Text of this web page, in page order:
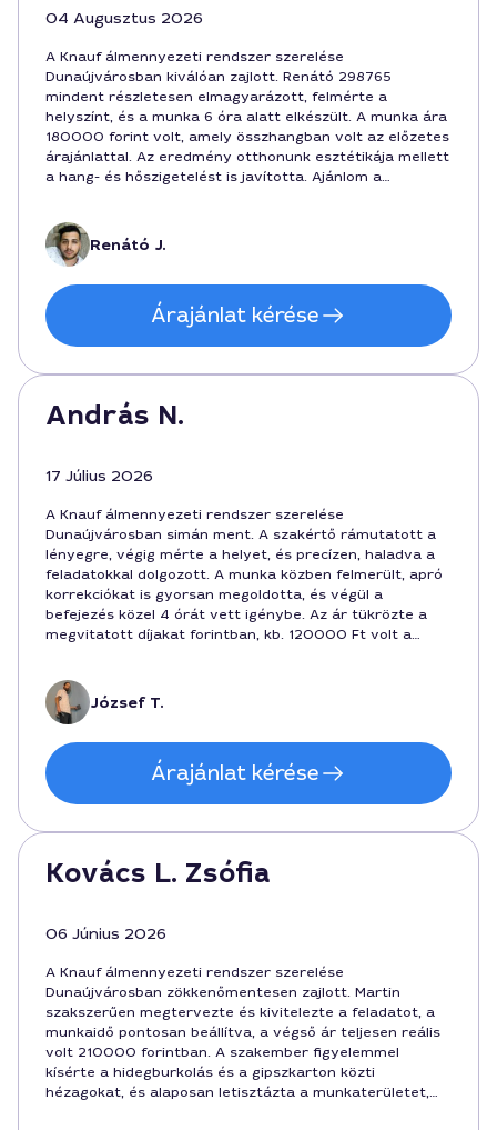
04 Augusztus 2026
A Knauf álmennyezeti rendszer szerelése
Dunaújvárosban kiválóan zajlott. Renátó 298765
mindent részletesen elmagyarázott, felmérte a
helyszínt, és a munka 6 óra alatt elkészült. A munka ára
180000 forint volt, amely összhangban volt az előzetes
árajánlattal. Az eredmény otthonunk esztétikája mellett
a hang- és hőszigetelést is javította. Ajánlom a
Renátó J.
Árajánlat kérése
András N.
17 Július 2026
A Knauf álmennyezeti rendszer szerelése
Dunaújvárosban simán ment. A szakértő rámutatott a
lényegre, végig mérte a helyet, és precízen, haladva a
feladatokkal dolgozott. A munka közben felmerült, apró
korrekciókat is gyorsan megoldotta, és végül a
befejezés közel 4 órát vett igénybe. Az ár tükrözte a
megvitatott díjakat forintban, kb. 120000 Ft volt a
József T.
Árajánlat kérése
Kovács L. Zsófia
06 Június 2026
A Knauf álmennyezeti rendszer szerelése
Dunaújvárosban zökkenőmentesen zajlott. Martin
szakszerűen megtervezte és kivitelezte a feladatot, a
munkaidő pontosan beállítva, a végső ár teljesen reális
volt 210000 forintban. A szakember figyelemmel
kísérte a hidegburkolás és a gipszkarton közti
hézagokat, és alaposan letisztázta a munkaterületet,